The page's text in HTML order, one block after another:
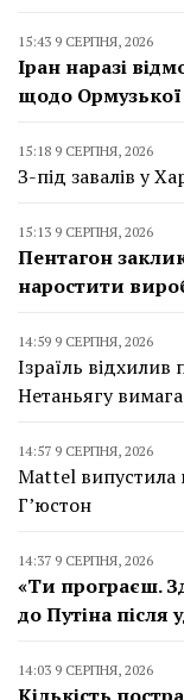
15:43 9 СЕРПНЯ, 2026
Іран наразі
щодо
15:18 9 СЕРПНЯ, 2026
З-під завалів у
15:13 9 СЕРПНЯ, 2026
Пентагон
наростити
14:59 9 СЕРПНЯ, 2026
Ізраїль
Нетаньягу
14:57 9 СЕРПНЯ, 2026
Mattel випустила
Г’юстон
14:37 9 СЕРПНЯ, 2026
«Ти програєш.
до Путіна після
14:03 9 СЕРПНЯ, 2026